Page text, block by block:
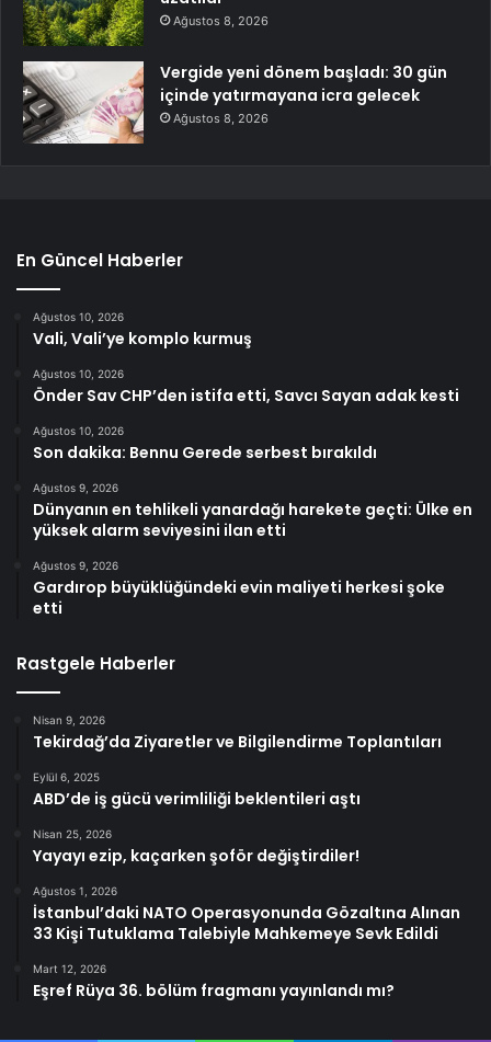
Ağustos 8, 2026
Vergide yeni dönem başladı: 30 gün
içinde yatırmayana icra gelecek
Ağustos 8, 2026
En Güncel Haberler
Ağustos 10, 2026
Vali, Vali’ye komplo kurmuş
Ağustos 10, 2026
Önder Sav CHP’den istifa etti, Savcı Sayan adak kesti
Ağustos 10, 2026
Son dakika: Bennu Gerede serbest bırakıldı
Ağustos 9, 2026
Dünyanın en tehlikeli yanardağı harekete geçti: Ülke en
yüksek alarm seviyesini ilan etti
Ağustos 9, 2026
Gardırop büyüklüğündeki evin maliyeti herkesi şoke
etti
Rastgele Haberler
Nisan 9, 2026
Tekirdağ’da Ziyaretler ve Bilgilendirme Toplantıları
Eylül 6, 2025
ABD’de iş gücü verimliliği beklentileri aştı
Nisan 25, 2026
Yayayı ezip, kaçarken şoför değiştirdiler!
Ağustos 1, 2026
İstanbul’daki NATO Operasyonunda Gözaltına Alınan
33 Kişi Tutuklama Talebiyle Mahkemeye Sevk Edildi
Mart 12, 2026
Eşref Rüya 36. bölüm fragmanı yayınlandı mı?